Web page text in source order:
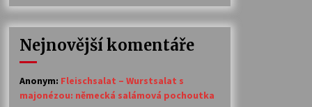
14. 7. 2026
30. 6. 2026
Nejnovější komentáře
Anonym: Fleischsalat – Wurstsalat s
majonézou: německá salámová pochoutka